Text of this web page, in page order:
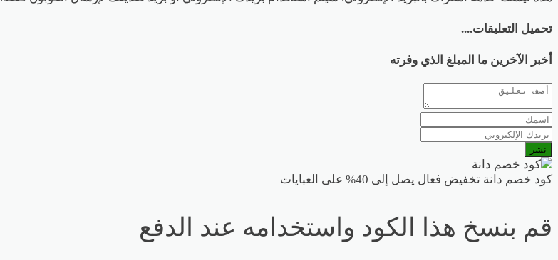
تحميل التعليقات....
أخبر الآخرين ما المبلغ الذي وفرته
نشر
كود خصم دانة تخفيض فعال يصل إلى 40% على العبايات
قم بنسخ هذا الكود واستخدامه عند الدفع